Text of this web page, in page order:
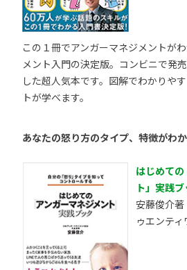
この１冊でアンガーマネジメントが
メント入門の決定版。コンビニで発
した超人気本です。図解でわかりや
トが学べます。
あなたの怒り方のタイプ、特徴がわ
はじめて
ト」実践
安藤俊介著
ゥエンティ